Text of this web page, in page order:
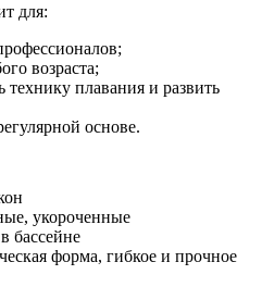
для:
возраста;
технику плавания и развить
основе.
укороченные
бассейне
форма, гибкое и прочное